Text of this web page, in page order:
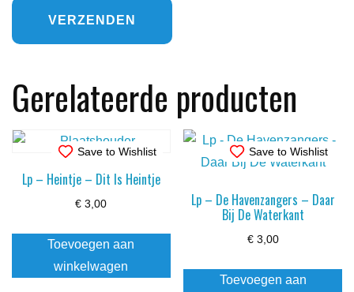
Gerelateerde producten
Save to Wishlist
Lp – Heintje – Dit Is Heintje
€ 3,00
Toevoegen aan
winkelwagen
Save to Wishlist
Lp – De Havenzangers – Daar
Bij De Waterkant
€3,00
Toevoegen aan